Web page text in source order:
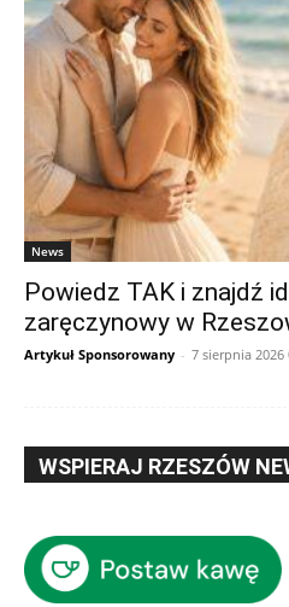
News
Powiedz TAK i znajdź
zaręczynowy w
Artykuł Sponsorowany - 7 sierpnia 2026
WSPIERAJ RZESZÓW